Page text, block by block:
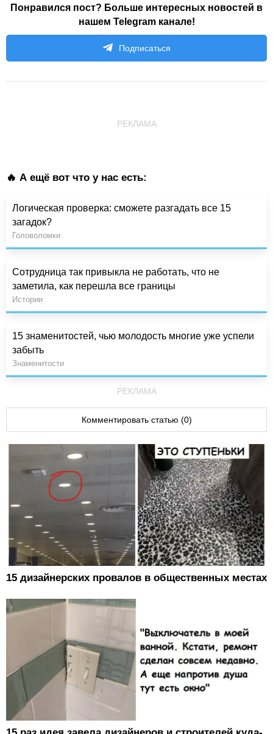
Понравился пост? Больше интересных новостей в
нашем Telegram канале!
Подписаться
РЕКЛАМА
🔥 А ещё вот что у нас есть:
Логическая проверка: сможете разгадать все 15
загадок?
Головоломки
Сотрудница так привыкла не работать, что не
заметила, как перешла все границы
Истории
15 знаменитостей, чью молодость многие уже успели
забыть
Знаменитости
РЕКЛАМА
Комментировать статью (0)
15 дизайнерских провалов в общественных местах